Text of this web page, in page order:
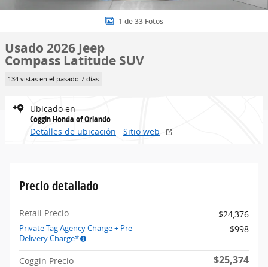
1 de 33 Fotos
Usado 2026 Jeep
Compass Latitude SUV
134 vistas en el pasado 7 días
Ubicado en
Coggin Honda of Orlando
Detalles de ubicación
Sitio web
Precio detallado
Retail Precio $24,376
Private Tag Agency Charge + Pre-
Delivery Charge*
$998
Coggin Precio $25,374